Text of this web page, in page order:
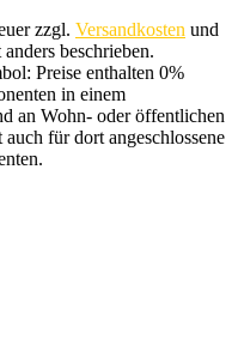
zzgl. Versandkosten und
beschrieben.
Preise enthalten 0%
in einem
an Wohn- oder öffentlichen
für dort angeschlossene